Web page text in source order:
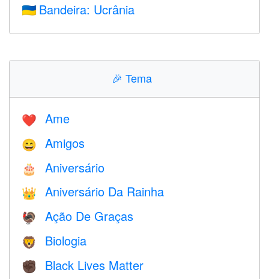
🇺🇦 Bandeira: Ucrânia
🎉 Tema
❤️️ Ame
😄 Amigos
🎂 Aniversário
👑 Aniversário Da Rainha
🦃 Ação De Graças
🦁 Biologia
✊🏿 Black Lives Matter